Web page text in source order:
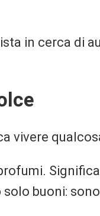
in cerca di
vivere
buoni: